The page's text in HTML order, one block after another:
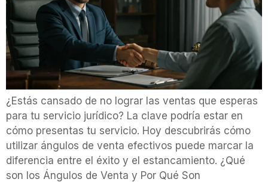
¿Estás cansado de no lograr las ventas que esperas
para tu servicio jurídico? La clave podría estar en
cómo presentas tu servicio. Hoy descubrirás cómo
utilizar ángulos de venta efectivos puede marcar la
diferencia entre el éxito y el estancamiento. ¿Qué
son los Ángulos de Venta y Por Qué Son